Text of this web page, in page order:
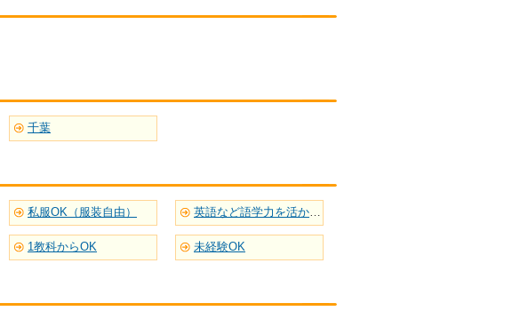
千葉
私服OK（服装自由） 英語など語学力を活かせる
1教科からOK 未経験OK